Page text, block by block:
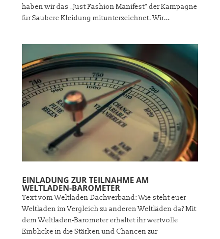
haben wir das „Just Fashion Manifest“ der Kampagne
für Saubere Kleidung mitunterzeichnet. Wir...
EINLADUNG ZUR TEILNAHME AM
WELTLADEN-BAROMETER
Text vom Weltladen-Dachverband: Wie steht euer
Weltladen im Vergleich zu anderen Weltläden da? Mit
dem Weltladen-Barometer erhaltet ihr wertvolle
Einblicke in die Stärken und Chancen zur